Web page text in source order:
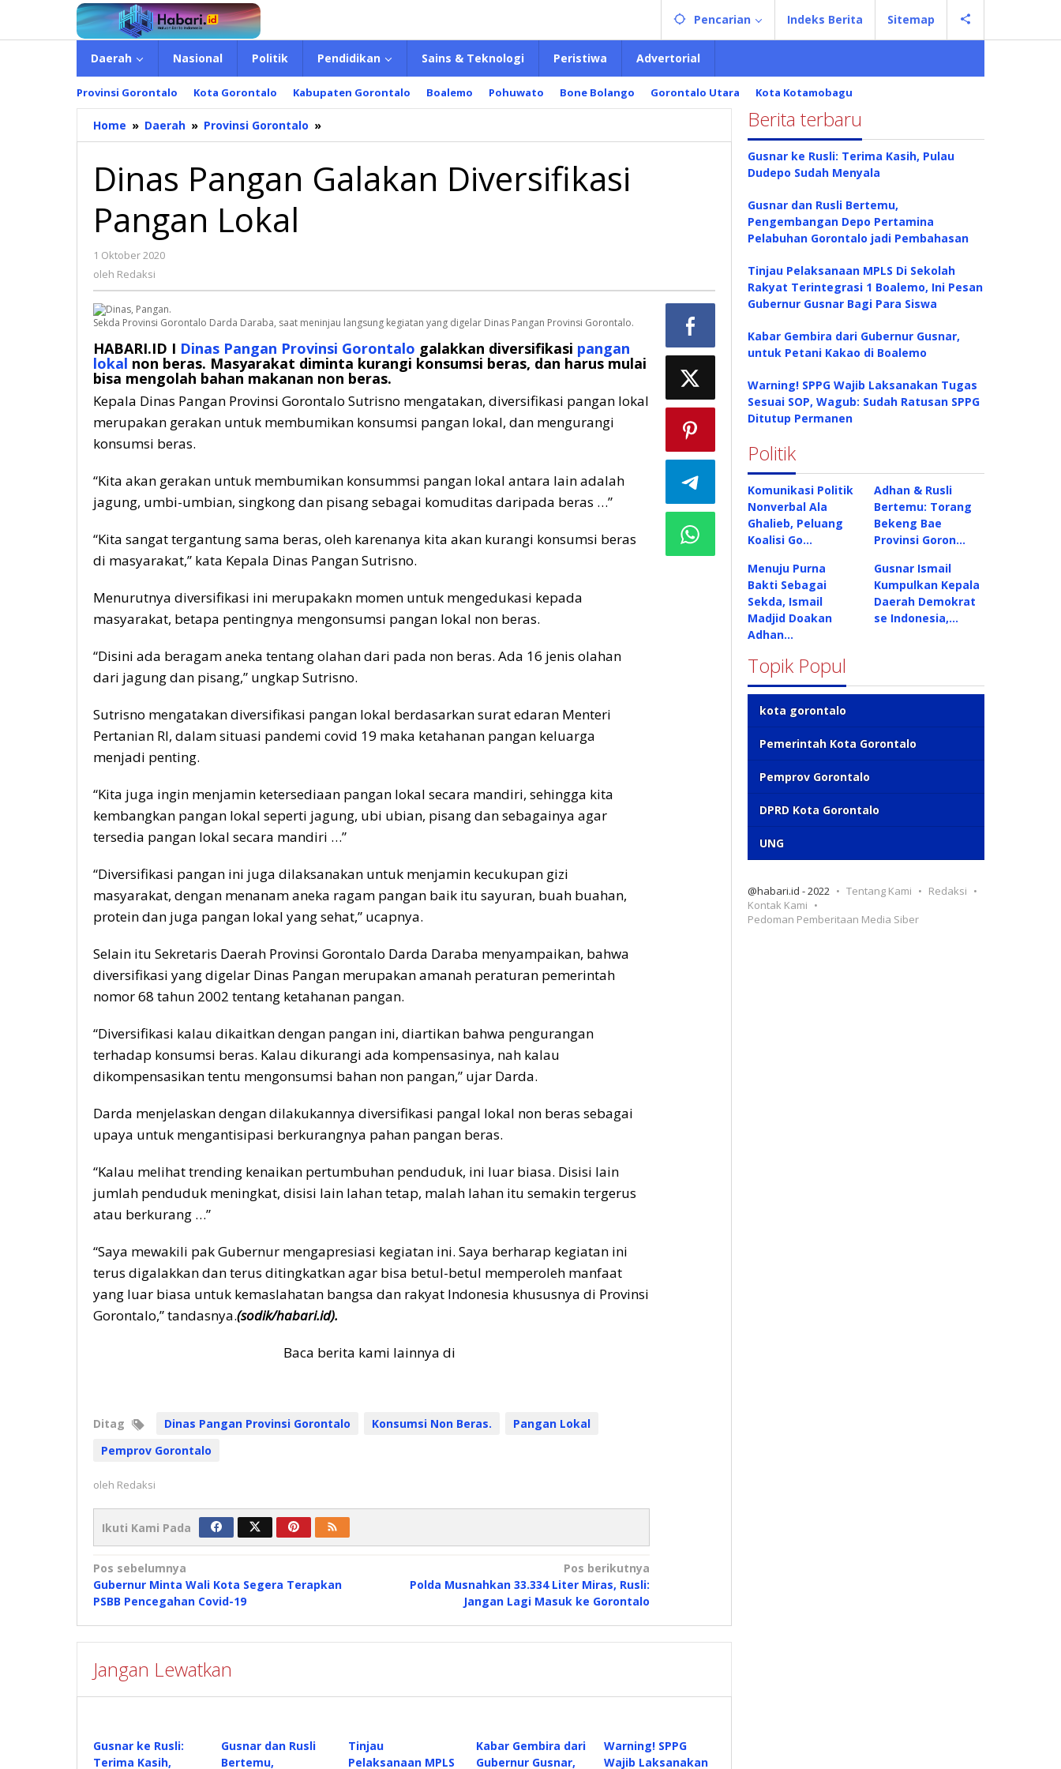
konten
Pencarian Indeks Berita Sitemap
Daerah Nasional Politik Pendidikan Sains & Teknologi Peristiwa Advertorial
Provinsi Gorontalo Kota Gorontalo Kabupaten Gorontalo Boalemo Pohuwato Bone Bolango Gorontalo Utara Kota Kotamobagu
Home » Daerah » Provinsi Gorontalo »
Pangan
Diversifikasi
Pangan
Dinas Pangan Galakan Diversifikasi
Pangan Lokal
1 Oktober 2020
oleh Redaksi
Sekda Provinsi Gorontalo Darda Daraba, saat meninjau langsung kegiatan yang digelar Dinas Pangan Provinsi Gorontalo.
HABARI.ID I Dinas Pangan Provinsi Gorontalo galakkan diversifikasi pangan
lokal non beras. Masyarakat diminta kurangi konsumsi beras, dan harus mulai
bisa mengolah bahan makanan non beras.
Kepala Dinas Pangan Provinsi Gorontalo Sutrisno mengatakan, diversifikasi pangan lokal
merupakan gerakan untuk membumikan konsumsi pangan lokal, dan mengurangi
konsumsi beras.
“Kita akan gerakan untuk membumikan konsummsi pangan lokal antara lain adalah
jagung, umbi-umbian, singkong dan pisang sebagai komuditas daripada beras …”
“Kita sangat tergantung sama beras, oleh karenanya kita akan kurangi konsumsi beras
di masyarakat,” kata Kepala Dinas Pangan Sutrisno.
Menurutnya diversifikasi ini merupakakn momen untuk mengedukasi kepada
masyarakat, betapa pentingnya mengonsumsi pangan lokal non beras.
“Disini ada beragam aneka tentang olahan dari pada non beras. Ada 16 jenis olahan
dari jagung dan pisang,” ungkap Sutrisno.
Sutrisno mengatakan diversifikasi pangan lokal berdasarkan surat edaran Menteri
Pertanian RI, dalam situasi pandemi covid 19 maka ketahanan pangan keluarga
menjadi penting.
“Kita juga ingin menjamin ketersediaan pangan lokal secara mandiri, sehingga kita
kembangkan pangan lokal seperti jagung, ubi ubian, pisang dan sebagainya agar
tersedia pangan lokal secara mandiri …”
“Diversifikasi pangan ini juga dilaksanakan untuk menjamin kecukupan gizi
masyarakat, dengan menanam aneka ragam pangan baik itu sayuran, buah buahan,
protein dan juga pangan lokal yang sehat,” ucapnya.
Selain itu Sekretaris Daerah Provinsi Gorontalo Darda Daraba menyampaikan, bahwa
diversifikasi yang digelar Dinas Pangan merupakan amanah peraturan pemerintah
nomor 68 tahun 2002 tentang ketahanan pangan.
“Diversifikasi kalau dikaitkan dengan pangan ini, diartikan bahwa pengurangan
terhadap konsumsi beras. Kalau dikurangi ada kompensasinya, nah kalau
dikompensasikan tentu mengonsumsi bahan non pangan,” ujar Darda.
Darda menjelaskan dengan dilakukannya diversifikasi pangal lokal non beras sebagai
upaya untuk mengantisipasi berkurangnya pahan pangan beras.
“Kalau melihat trending kenaikan pertumbuhan penduduk, ini luar biasa. Disisi lain
jumlah penduduk meningkat, disisi lain lahan tetap, malah lahan itu semakin tergerus
atau berkurang …”
“Saya mewakili pak Gubernur mengapresiasi kegiatan ini. Saya berharap kegiatan ini
terus digalakkan dan terus ditingkatkan agar bisa betul-betul memperoleh manfaat
yang luar biasa untuk kemaslahatan bangsa dan rakyat Indonesia khususnya di Provinsi
Gorontalo,” tandasnya.(sodik/habari.id).
Baca berita kami lainnya di
Ditag Dinas Pangan Provinsi Gorontalo Konsumsi Non Beras.
Pangan Lokal
Pemprov Gorontalo
oleh Redaksi
Ikuti Kami Pada
Navigasi
pos
Pos sebelumnya
Gubernur Minta Wali Kota Segera Terapkan
PSBB Pencegahan Covid-19
Pos berikutnya
Polda Musnahkan 33.334 Liter Miras, Rusli:
Jangan Lagi Masuk ke Gorontalo
Jangan Lewatkan
Gusnar ke Rusli:
Terima Kasih,
Gusnar dan Rusli
Bertemu,
Tinjau
Pelaksanaan MPLS
Kabar Gembira dari
Gubernur Gusnar,
Warning! SPPG
Wajib Laksanakan
Berita terbaru
Gusnar ke Rusli: Terima Kasih, Pulau
Dudepo Sudah Menyala
Gusnar dan Rusli Bertemu,
Pengembangan Depo Pertamina
Pelabuhan Gorontalo jadi Pembahasan
Tinjau Pelaksanaan MPLS Di Sekolah
Rakyat Terintegrasi 1 Boalemo, Ini Pesan
Gubernur Gusnar Bagi Para Siswa
Kabar Gembira dari Gubernur Gusnar,
untuk Petani Kakao di Boalemo
Warning! SPPG Wajib Laksanakan Tugas
Sesuai SOP, Wagub: Sudah Ratusan SPPG
Ditutup Permanen
Politik
Komunikasi Politik
Nonverbal Ala
Ghalieb, Peluang
Koalisi Go…
Adhan & Rusli
Bertemu: Torang
Bekeng Bae
Provinsi Goron…
Menuju Purna
Bakti Sebagai
Sekda, Ismail
Madjid Doakan
Adhan…
Gusnar Ismail
Kumpulkan Kepala
Daerah Demokrat
se Indonesia,…
Topik Popul
kota gorontalo
Pemerintah Kota Gorontalo
Pemprov Gorontalo
DPRD Kota Gorontalo
UNG
@habari.id - 2022 Tentang Kami
Redaksi
Kontak Kami
Pedoman Pemberitaan Media Siber